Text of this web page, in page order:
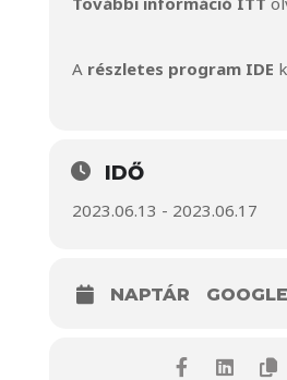
A részletes program IDE
IDŐ
2023.06.13 - 2023.06.17
NAPTÁR